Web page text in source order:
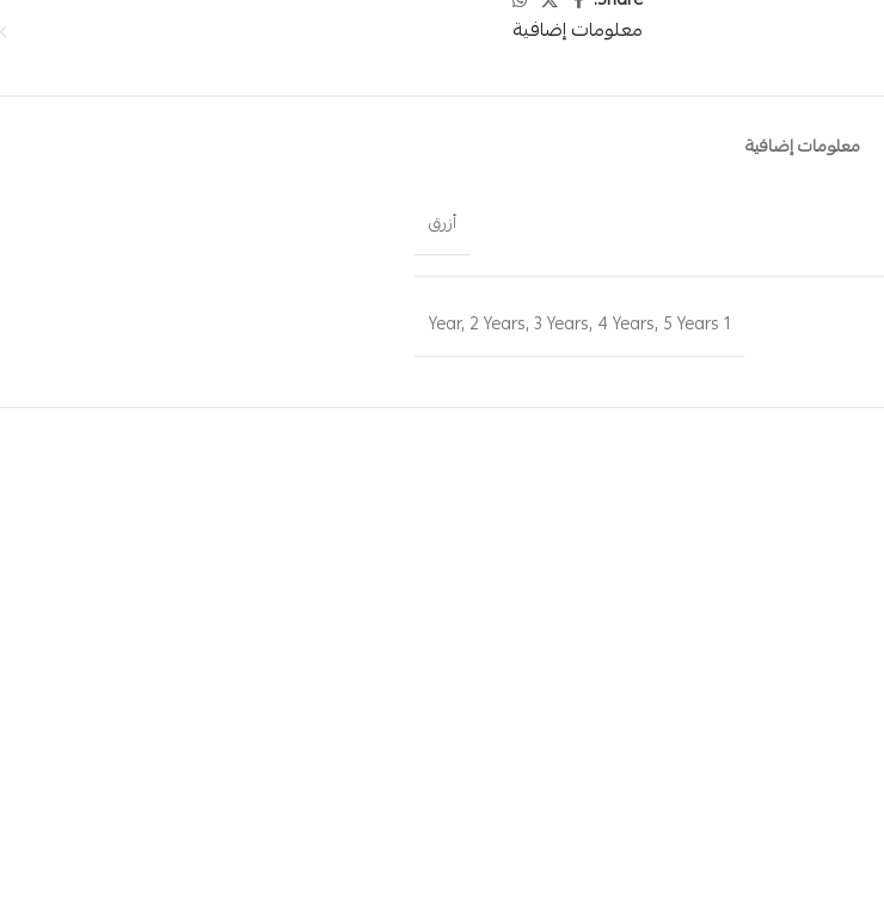
معلومات إضافية
معلومات إضافية
أزرق
1 Year
, 2 Years,3 Years, 4 Years, 5 Years